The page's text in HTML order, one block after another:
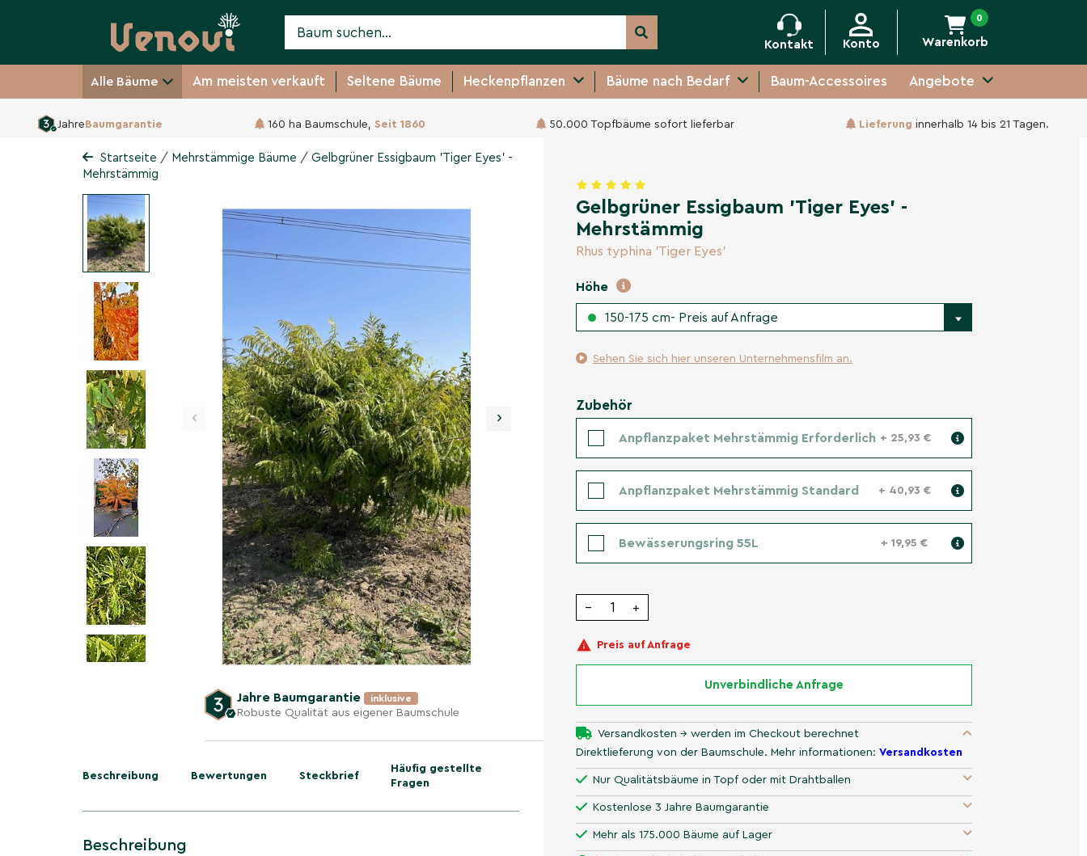
Kontakt Konto Warenkorb
0
Alle Bäume Am meisten verkauft Seltene Bäume Heckenpflanzen Bäume nach Bedarf Baum-Accessoires Angebote
JahreBaumgarantie 160 ha Baumschule, Seit 1860 50.000 Topfbäume sofort lieferbar Lieferung innerhalb 14 bis 21 Tagen.
Gelbgrüner Essigbaum 'Tiger Eyes' - Mehrstämmig
Rhus typhina 'Tiger Eyes'
Startseite / Mehrstämmige Bäume / Gelbgrüner Essigbaum 'Tiger Eyes' -
Mehrstämmig
‹ ›
Jahre Baumgarantie inklusive
Robuste Qualität aus eigener Baumschule
Beschreibung Bewertungen Steckbrief
Häufig gestellte
Fragen
Beschreibung
Gelbgrüner Essigbaum 'Tiger Eyes' -
Mehrstämmig
Rhus typhina 'Tiger Eyes'
Höhe
150-175 cm- Preis auf Anfrage
Sehen Sie sich hier unseren Unternehmensfilm an.
Zubehör
Anpflanzpaket Mehrstämmig Erforderlich + 25,93 €
Anpflanzpaket Mehrstämmig Standard + 40,93 €
Bewässerungsring 55L + 19,95 €
− +
Preis auf Anfrage
Unverbindliche Anfrage
Versandkosten → werden im Checkout berechnet
Direktlieferung von der Baumschule. Mehr informationen: Versandkosten
Nur Qualitätsbäume in Topf oder mit Drahtballen
Kostenlose 3 Jahre Baumgarantie
Mehr als 175.000 Bäume auf Lager